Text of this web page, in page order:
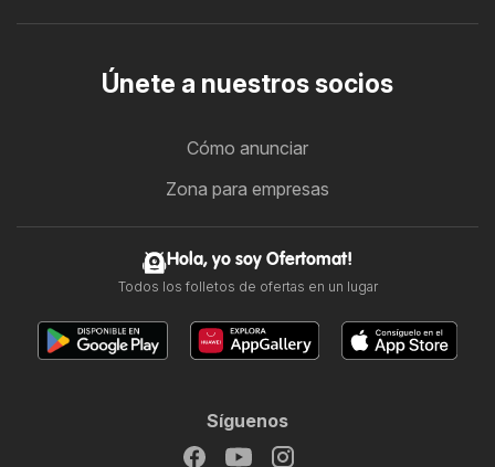
Únete a nuestros socios
Cómo anunciar
Zona para empresas
Hola, yo soy Ofertomat!
Todos los folletos de ofertas en un lugar
Síguenos